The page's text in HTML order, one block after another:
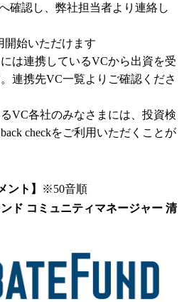
確認し、弊社担当者より連絡し
始いただけます
は連携しているVCから出資を受
連携先VC一覧よりご確認くださ
VC各社のみなさまには、投資検
checkをご利用いただくことが
ント】
※50音順
ド コミュニティマネージャー 清